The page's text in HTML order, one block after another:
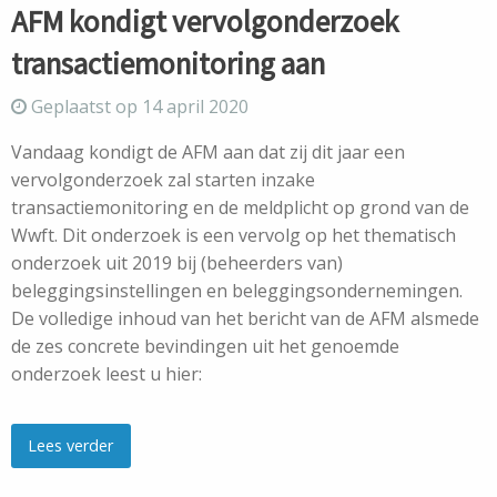
AFM kondigt vervolgonderzoek
transactiemonitoring aan
Geplaatst op 14 april 2020
Vandaag kondigt de AFM aan dat zij dit jaar een
vervolgonderzoek zal starten inzake
transactiemonitoring en de meldplicht op grond van de
Wwft. Dit onderzoek is een vervolg op het thematisch
onderzoek uit 2019 bij (beheerders van)
beleggingsinstellingen en beleggingsondernemingen.
De volledige inhoud van het bericht van de AFM alsmede
de zes concrete bevindingen uit het genoemde
onderzoek leest u hier:
Lees verder